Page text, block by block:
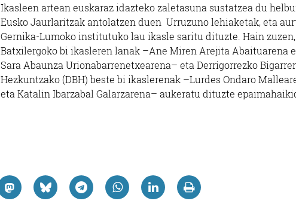
Ikasleen artean euskaraz idazteko zaletasuna sustatzea du
Eusko Jaurlaritzak antolatzen duen Urruzuno lehiaketak, eta
Gernika-Lumoko institutuko lau ikasle saritu dituzte. Hain zuzen,
Batxilergoko bi ikasleren lanak –Ane Miren Arejita Abaituarena
Sara Abaunza Urionabarrenetxearena– eta Derrigorrezko
Hezkuntzako (DBH) beste bi ikaslerenak –Lurdes Ondaro
eta Katalin Ibarzabal Galarzarena– aukeratu dituzte